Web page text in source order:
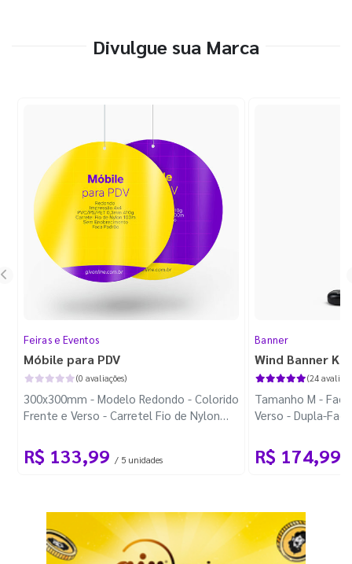
Divulgue sua Marca
Feiras e Eventos
Móbile para PDV
(0 avaliações)
300x300mm - Modelo Redondo - Colorido
Frente e Verso - Carretel Fio de Nylon
R$ 133,99 / 5 unidades
Banner
Wind Banner
(24
Tamanho M -
Verso - Dupla-
R$ 174,99